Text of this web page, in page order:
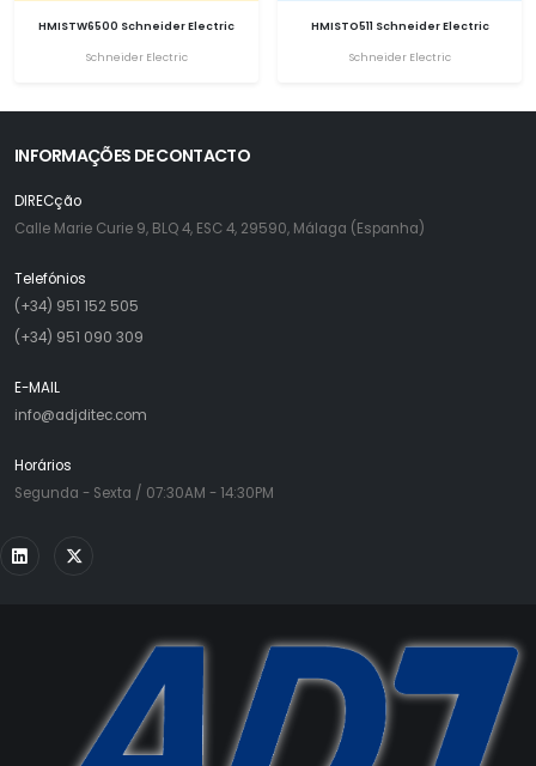
HMISTW6500 Schneider Electric
Schneider Electric
HMISTO511 Schneider Electric
Schneider Electric
INFORMAÇÕES DE CONTACTO
DIRECção
Calle Marie Curie 9, BLQ 4, ESC 4, 29590, Málaga (Espanha)
Telefónios
(+34) 951 152 505
(+34) 951 090 309
E-MAIL
info@adjditec.com
Horários
Segunda - Sexta / 07:30AM - 14:30PM